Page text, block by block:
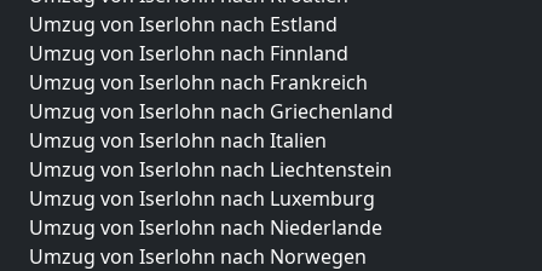
Umzug von Iserlohn nach Estland
Umzug von Iserlohn nach Finnland
Umzug von Iserlohn nach Frankreich
Umzug von Iserlohn nach Griechenland
Umzug von Iserlohn nach Italien
Umzug von Iserlohn nach Liechtenstein
Umzug von Iserlohn nach Luxemburg
Umzug von Iserlohn nach Niederlande
Umzug von Iserlohn nach Norwegen